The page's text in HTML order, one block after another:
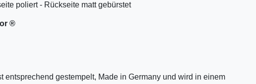
poliert - Rückseite matt gebürstet
®
entsprechend gestempelt, Made in Germany und wird in einem